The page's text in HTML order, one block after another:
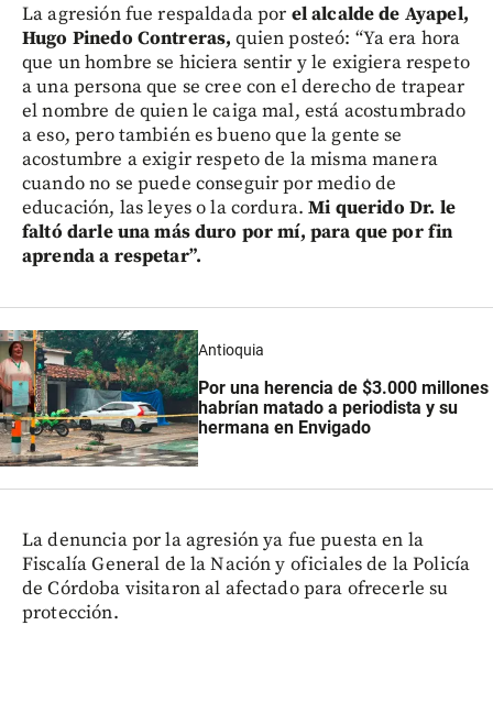
La agresión fue respaldada por el alcalde de Ayapel,
Hugo Pinedo Contreras,quien posteó: “Ya era hora
que un hombre se hiciera sentir y le exigiera respeto
a una persona que se cree con el derecho de trapear
el nombre de quien le caiga mal, está acostumbrado
a eso, pero también es bueno que la gente se
acostumbre a exigir respeto de la misma manera
cuando no se puede conseguir por medio de
educación, las leyes o la cordura.Mi querido Dr. le
faltó darle una más duro por mí, para que por fin
aprenda a respetar”.
Antioquia
Por una herencia de $3.000 millones
habrían matado a periodista y su
hermana en Envigado
La denuncia por la agresión ya fue puesta en la
Fiscalía General de la Nación y oficiales de la Policía
de Córdoba visitaron al afectado para ofrecerle su
protección.